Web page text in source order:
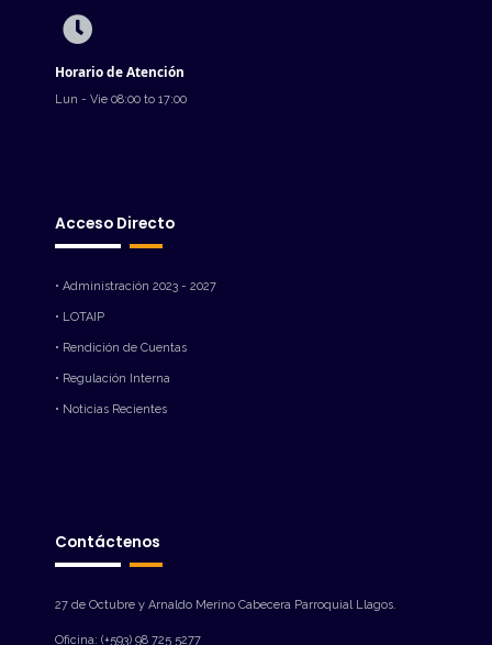
Horario de Atención
Lun - Vie 08:00 to 17:00
Acceso Directo
• Administración 2023 - 2027
• LOTAIP
• Rendición de Cuentas
• Regulación Interna
• Noticias Recientes
Contáctenos
27 de Octubre y Arnaldo Merino Cabecera Parroquial Llagos.
Oficina: (+593) 98 725 5277